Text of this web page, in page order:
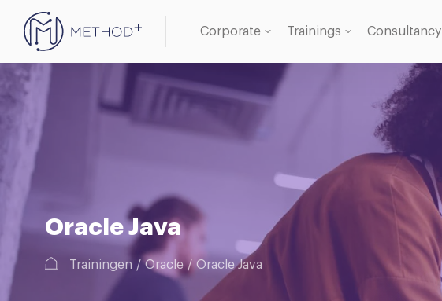
Corporate Trainings Consultancy
Oracle Licentie
Oracle Java
Trainingen Oracle Oracle Java